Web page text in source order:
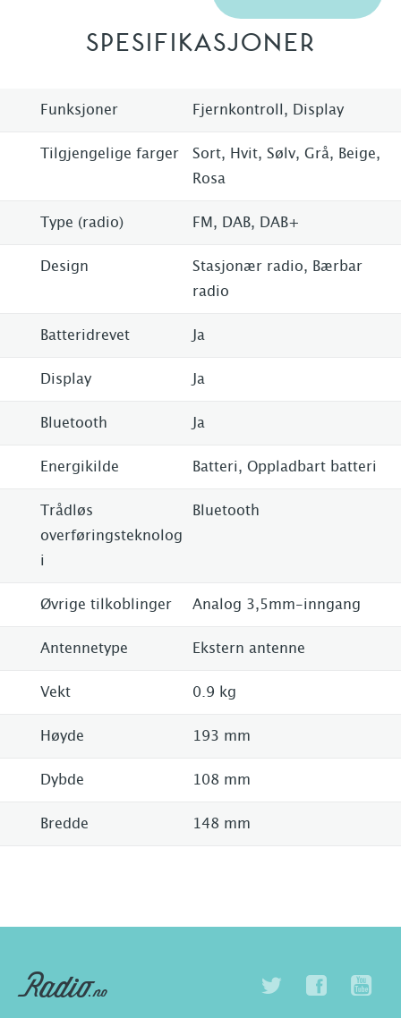
SPESIFIKASJONER
Funksjoner Fjernkontroll, Display
Tilgjengelige farger
Sort, Hvit, Sølv, Grå, Beige,
Rosa
Type (radio) FM, DAB, DAB+
Design
Stasjonær radio, Bærbar
radio
Batteridrevet Ja
Display Ja
Bluetooth Ja
Energikilde Batteri, Oppladbart batteri
Trådløs
overføringsteknolog
i
Bluetooth
Øvrige tilkoblinger Analog 3,5mm-inngang
Antennetype Ekstern antenne
Vekt 0.9 kg
Høyde 193 mm
Dybde 108 mm
Bredde 148 mm